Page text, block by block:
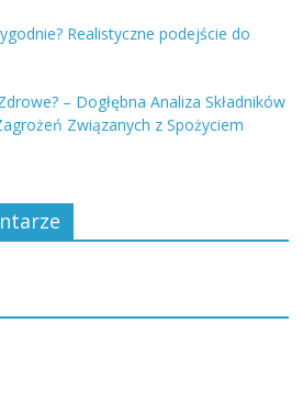
Realistyczne podejście do
– Dogłębna Analiza Składników
Związanych z Spożyciem